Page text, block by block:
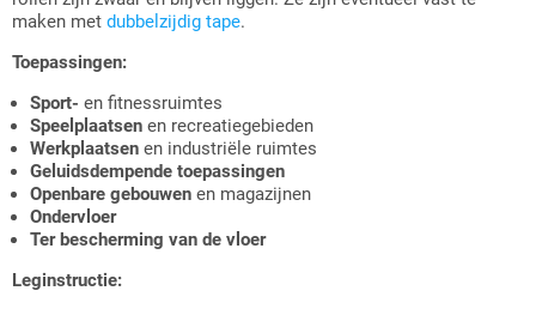
maken met dubbelzijdig tape.
Toepassingen:
Sport- en fitnessruimtes
Speelplaatsen en recreatiegebieden
Werkplaatsen en industriële ruimtes
Geluidsdempende toepassingen
Openbare gebouwen en magazijnen
Ondervloer
Ter bescherming van de vloer
Leginstructie: